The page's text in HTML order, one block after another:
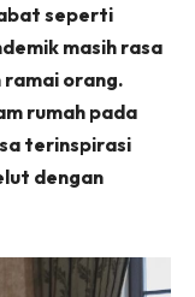
(Twitter)
seperti
masih rasa
orang.
rumah pada
terinspirasi
dengan